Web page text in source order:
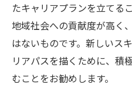
たキャリアプランを立てる
地域社会への貢献度が高く
はないものです。新しいス
リアパスを描くために、積
むことをお勧めします。